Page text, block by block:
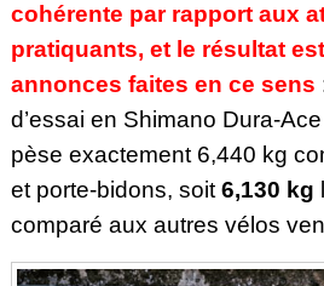
cohérente par rapport aux
pratiquants, et le résultat
annonces faites en ce sens
d’essai en Shimano Dura-
pèse exactement 6,440 kg
et porte-bidons, soit 6,130 kg
comparé aux autres vélos